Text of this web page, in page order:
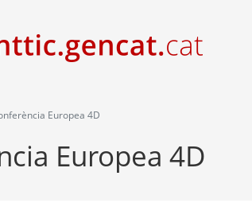
Europea 4D
Europea 4D